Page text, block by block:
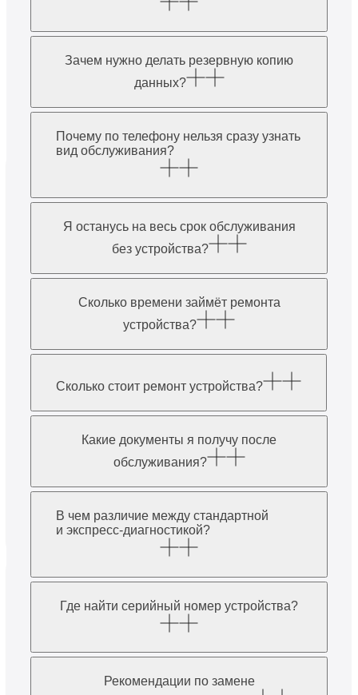
Зачем нужно делать резервную копию
данных?
Почему по телефону нельзя сразу узнать
вид обслуживания?
Я останусь на весь срок обслуживания
без устройства?
Сколько времени займёт ремонта
устройства?
Сколько стоит ремонт устройства?
Какие документы я получу после
обслуживания?
В чем различие между стандартной
и экспресс-диагностикой?
Где найти серийный номер устройства?
Рекомендации по замене